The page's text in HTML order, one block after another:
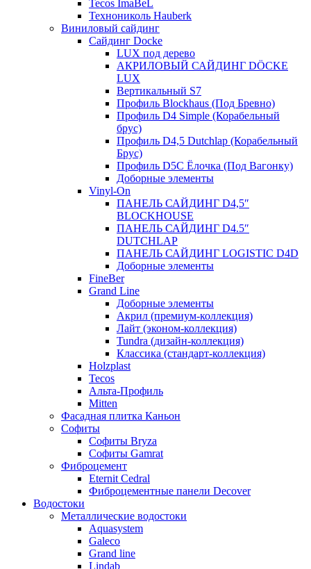
Tecos ImaBeL
Технониколь Hauberk
Виниловый сайдинг
Сайдинг Docke
LUX под дерево
АКРИЛОВЫЙ САЙДИНГ DÖCKE
LUX
Вертикальный S7
Профиль Blockhaus (Под Бревно)
Профиль D4 Simple (Корабельный
брус)
Профиль D4,5 Dutchlap (Корабельный
Брус)
Профиль D5C Ёлочка (Под Вагонку)
Доборные элементы
Vinyl-On
ПАНЕЛЬ САЙДИНГ D4,5″
BLOCKHOUSE
ПАНЕЛЬ САЙДИНГ D4.5″
DUTCHLAP
ПАНЕЛЬ САЙДИНГ LOGISTIC D4D
Доборные элементы
FineBer
Grand Line
Доборные элементы
Акрил (премиум-коллекция)
Лайт (эконом-коллекция)
Tundra (дизайн-коллекция)
Классика (стандарт-коллекция)
Holzplast
Tecos
Альта-Профиль
Mitten
Фасадная плитка Каньон
Софиты
Софиты Bryza
Софиты Gamrat
Фиброцемент
Eternit Cedral
Фиброцементные панели Decover
Водостоки
Металлические водостоки
Aquasystem
Galeco
Grand line
Lindab